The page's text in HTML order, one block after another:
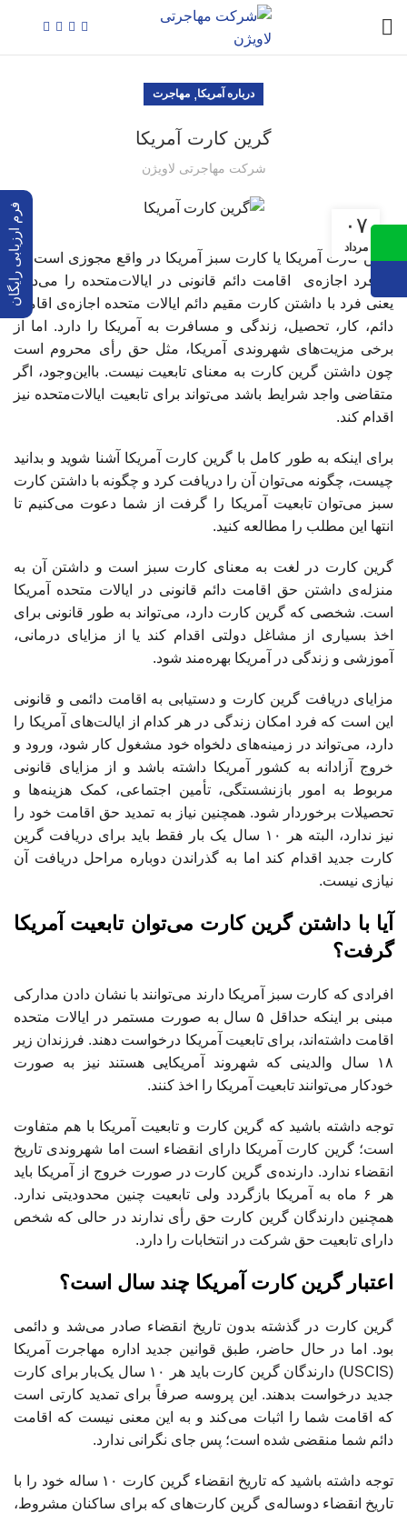
درباره آمریکا, مهاجرت
گرین کارت آمریکا
شرکت مهاجرتی لاویژن
۰۷
مرداد
گرین کارت آمریکا یا کارت سبز آمریکا در واقع مجوزی است که
به فرد اجازه‌ی اقامت دائم قانونی در ایالات‌متحده را می‌دهد.
یعنی فرد با داشتن کارت مقیم دائم ایالات متحده اجازه‌ی اقامت
دائم، کار، تحصیل، زندگی و مسافرت به آمریکا را دارد. اما از
برخی مزیت‌های شهروندی آمریکا، مثل حق رأی محروم است
چون داشتن گرین کارت به معنای تابعیت نیست. بااین‌وجود، اگر
متقاضی واجد شرایط باشد می‌تواند برای تابعیت ایالات‌متحده نیز
اقدام کند.
برای اینکه به طور کامل با گرین کارت آمریکا آشنا شوید و بدانید
چیست، چگونه می‌توان آن را دریافت کرد و چگونه با داشتن کارت
سبز می‌توان تابعیت آمریکا را گرفت از شما دعوت می‌کنیم تا
انتها این مطلب را مطالعه کنید.
گرین کارت در لغت به معنای کارت سبز است و داشتن آن به
منزله‌ی داشتن حق اقامت دائم قانونی در ایالات متحده آمریکا
است. شخصی که گرین کارت دارد، می‌تواند به طور قانونی برای
اخذ بسیاری از مشاغل دولتی اقدام کند یا از مزایای درمانی،
آموزشی و زندگی در آمریکا بهره‌مند شود.
مزایای دریافت گرین کارت و دستیابی به اقامت دائمی و قانونی
این است که فرد امکان زندگی در هر کدام از ایالت‌های آمریکا را
دارد، می‌تواند در زمینه‌های دلخواه خود مشغول کار شود، ورود و
خروج آزادانه به کشور آمریکا داشته باشد و از مزایای قانونی
مربوط به امور بازنشستگی، تأمین اجتماعی، کمک هزینه‌ها و
تحصیلات برخوردار شود. همچنین نیاز به تمدید حق اقامت خود را
نیز ندارد، البته هر ۱۰ سال یک بار فقط باید برای دریافت گرین
کارت جدید اقدام کند اما به گذراندن دوباره‌ مراحل دریافت آن
نیازی نیست.
آیا با داشتن گرین کارت می‌توان تابعیت آمریکا
گرفت؟
افرادی که کارت سبز آمریکا دارند می‌توانند با نشان دادن مدارکی
مبنی بر اینکه حداقل ۵ سال به صورت مستمر در ایالات متحده
اقامت داشته‌اند، برای تابعیت آمریکا درخواست دهند. فرزندان زیر
۱۸ سال والدینی که شهروند آمریکایی هستند نیز به صورت
خودکار می‌توانند تابعیت آمریکا را اخذ کنند.
توجه داشته باشید که گرین کارت و تابعیت آمریکا با هم متفاوت
است؛ گرین کارت آمریکا دارای انقضاء است اما شهروندی تاریخ
انقضاء ندارد. دارنده‌ی گرین کارت در صورت خروج از آمریکا باید
هر ۶ ماه به آمریکا بازگردد ولی تابعیت چنین محدودیتی ندارد.
همچنین دارندگان گرین کارت حق رأی ندارند در حالی که شخص
دارای تابعیت حق شرکت در انتخابات را دارد.
اعتبار گرین کارت آمریکا چند سال است؟
گرین کارت در گذشته بدون تاریخ انقضاء صادر می‌شد و دائمی
بود. اما در حال حاضر، طبق قوانین جدید اداره مهاجرت آمریکا
(USCIS) دارندگان گرین کارت باید هر ۱۰ سال یک‌بار برای کارت
جدید درخواست بدهند. این پروسه صرفاً برای تمدید کارتی است
که اقامت شما را اثبات می‌کند و به این معنی نیست که اقامت
دائم شما منقضی شده است؛ پس جای نگرانی ندارد.
توجه داشته باشید که تاریخ انقضاء گرین کارت ۱۰ ساله خود را با
تاریخ انقضاء دوساله‌ی گرین کارت‌های که برای ساکنان مشروط،
فرم ارزیابی رایگان